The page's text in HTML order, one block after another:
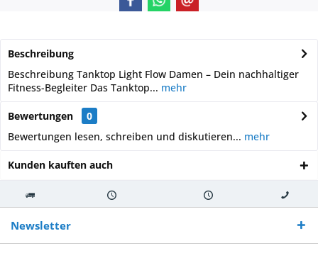
Beschreibung
Beschreibung Tanktop Light Flow Damen – Dein nachhaltiger
Fitness-Begleiter Das Tanktop... mehr
Bewertungen
0
Bewertungen lesen, schreiben und diskutieren... mehr
Kunden kauften auch
Kostenloser
Versand ab €
250,-
Versand innerhalb von Versand von So erreichen
Sie uns 0160
970 511 90
Newsletter